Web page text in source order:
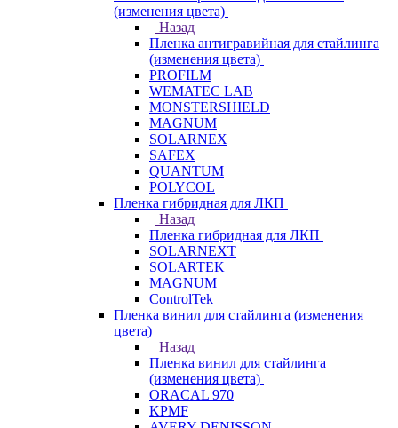
(изменения цвета)
Назад
Пленка антигравийная для стайлинга
(изменения цвета)
PROFILM
WEMATEC LAB
MONSTERSHIELD
MAGNUM
SOLARNEX
SAFEX
QUANTUM
POLYCOL
Пленка гибридная для ЛКП
Назад
Пленка гибридная для ЛКП
SOLARNEXT
SOLARTEK
MAGNUM
ControlTek
Пленка винил для стайлинга (изменения
цвета)
Назад
Пленка винил для стайлинга
(изменения цвета)
ORACAL 970
KPMF